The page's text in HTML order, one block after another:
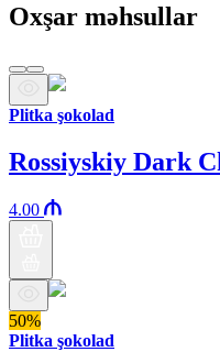
Oxşar məhsullar
Plitka şokolad
Rossiyskiy Dark
4.00
50%
Plitka şokolad